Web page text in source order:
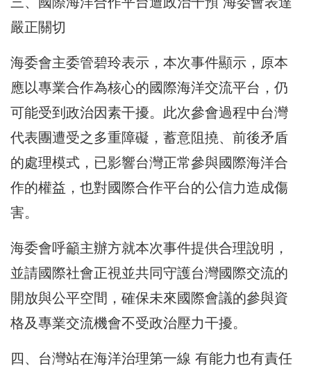
嚴正關切
海委會主委管碧玲表示，本次事件顯示，原本
應以專業合作為核心的國際海洋交流平台，仍
可能受到政治因素干擾。此次參會過程中台灣
代表團遭受之多重障礙，蓄意阻撓、前後矛盾
的處理模式，已影響台灣正常參與國際海洋合
作的權益，也對國際合作平台的公信力造成傷
害。
海委會呼籲主辦方就本次事件提供合理說明，
並請國際社會正視並共同守護台灣國際交流的
開放與公平空間，確保未來國際會議的參與資
格及專業交流機會不受政治壓力干擾。
四、台灣站在海洋治理第一線 有能力也有責任